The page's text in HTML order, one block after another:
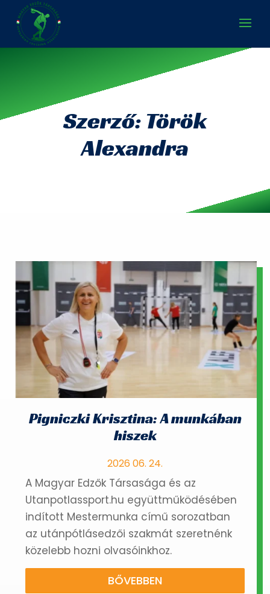
Szerző: Török
Alexandra
Pigniczki Krisztina: A munkában
hiszek
2026 06. 24.
A Magyar Edzők Társasága és az
Utanpotlassport.hu együttműködésében
indított Mestermunka című sorozatban
az utánpótlásedzői szakmát szeretnénk
közelebb hozni olvasóinkhoz.
BŐVEBBEN